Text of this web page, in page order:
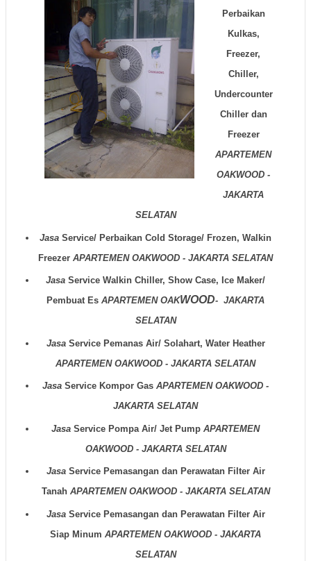
Perbaikan
Kulkas,
Freezer,
Chiller,
Undercounter
Chiller dan
Freezer
APARTEMEN
OAKWOOD -
JAKARTA
SELATAN
Jasa Service/ Perbaikan Cold Storage/ Frozen, Walkin
Freezer APARTEMEN OAKWOOD - JAKARTA SELATAN
Jasa Service Walkin Chiller, Show Case, Ice Maker/
Pembuat Es APARTEMEN OAKWOOD- JAKARTA
SELATAN
JasaService Pemanas Air/ Solahart, Water Heather
APARTEMEN OAKWOOD - JAKARTA SELATAN
Jasa Service Kompor Gas APARTEMEN OAKWOOD -
JAKARTA SELATAN
Jasa Service Pompa Air/ Jet Pump APARTEMEN
OAKWOOD - JAKARTA SELATAN
JasaService Pemasangan dan Perawatan Filter Air
Tanah APARTEMEN OAKWOOD - JAKARTA SELATAN
JasaService Pemasangan dan Perawatan Filter Air
Siap Minum APARTEMEN OAKWOOD - JAKARTA
SELATAN